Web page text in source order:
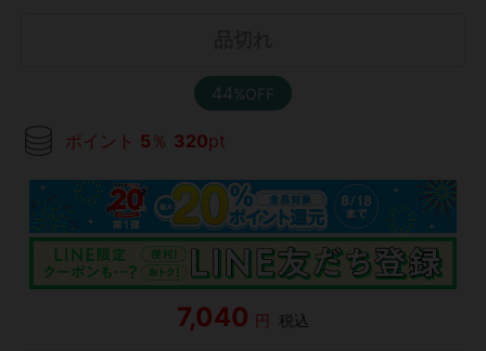
44%OFF
ポイント 5 ％ 320pt
7,040 円 税込